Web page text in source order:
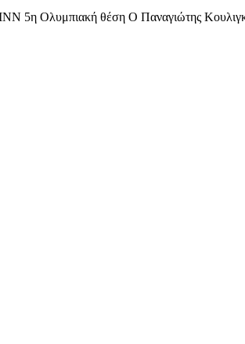
5η Ολυμπιακή θέση Ο Παναγιώτης